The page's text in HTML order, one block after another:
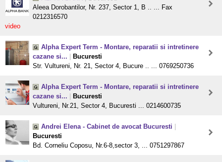
Aleea Dorobantilor, Nr. 237, Sector 1, B .. ... Fax
0212316570
video
Alpha Expert Term - Montare, reparatii si intretinere
cazane si...
Bucuresti
Str. Vultureni, Nr. 21, Sector 4, Bucure .. ... 0769250736
Alpha Expert Term - Montare, reparatii si intretinere
cazane si...
Bucuresti
Vultureni, Nr.21, Sector 4, Bucuresti ... 0214600735
Andrei Elena - Cabinet de avocat Bucuresti
Bucuresti
Bd. Corneliu Coposu, Nr.6-8,sector 3, ... 0751297867